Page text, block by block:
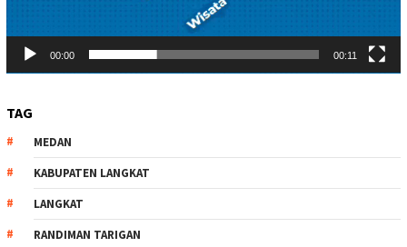
00:00 00:11
TAG
MEDAN
KABUPATEN LANGKAT
LANGKAT
RANDIMAN TARIGAN